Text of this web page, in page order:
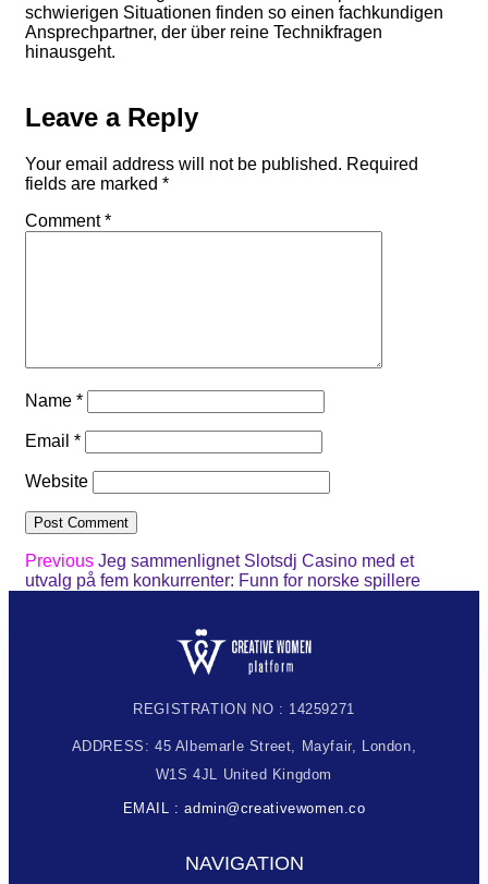
schwierigen Situationen finden so einen fachkundigen
Ansprechpartner, der über reine Technikfragen
hinausgeht.
Leave a Reply
Your email address will not be published. Required
fields are marked *
Comment*
Name *
Email *
Website
Previous Jeg sammenlignet Slotsdj Casino med et
utvalg på fem konkurrenter: Funn for norske spillere
REGISTRATION NO : 14259271
ADDRESS: 45 Albemarle Street, Mayfair, London,
W1S 4JL United Kingdom
EMAIL : admin@creativewomen.co
NAVIGATION